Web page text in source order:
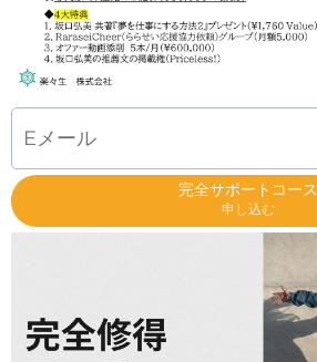
完全サポートコース
申し込む